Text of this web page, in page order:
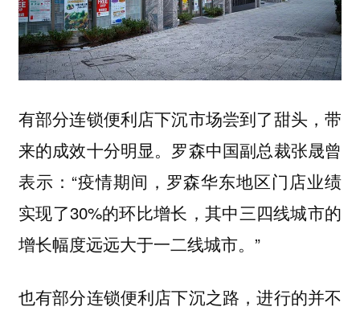
有部分连锁便利店下沉市场尝到了甜头，带
来的成效十分明显。罗森中国副总裁张晟曾
表示：“疫情期间，罗森华东地区门店业绩
实现了30%的环比增长，其中三四线城市的
增长幅度远远大于一二线城市。”
也有部分连锁便利店下沉之路，进行的并不